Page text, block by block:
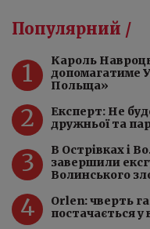
Популярний /
1
Кароль
допомагатиме
Польща»
2
Експерт: Не
дружньої та
3
️В Острівках і
завершили
Волинського
4
Orlen: чверть
постачається